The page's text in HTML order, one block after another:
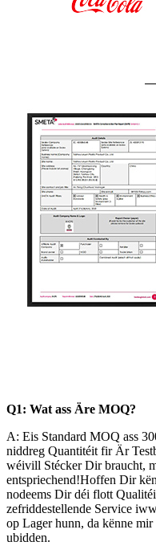
Q1: Wat ass Äre MOQ?
A: Eis Standard MOQ ass
niddreg Quantitéit fir Är
wéivill Stécker Dir braucht,
entspriechend!Hoffen Dir
nodeems Dir déi flott
zefriddestellende Service
op Lager hunn, da kënne
ubidden.